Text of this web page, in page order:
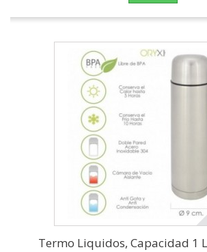
Termo Liquidos, Capacidad 1